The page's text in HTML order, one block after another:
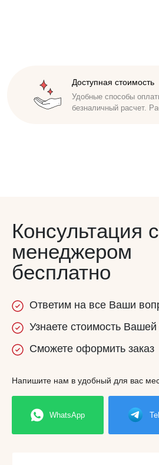
Доступная стоимость
Удобные способы
безналичный расчет.
Безупречная
Исполнители проходят
обучены бережно
Консультация с
менеджером
бесплатно
Ответим на все Ваши
Узнаете стоимость Вашей
Сможете оформить заказ
Напишите нам в удобный для вас
WhatsApp